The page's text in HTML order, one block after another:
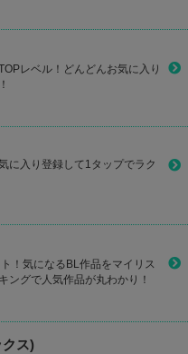
レベル！どんどんお気に入り
に入り登録して1タップでラク
！気になるBL作品をマイリス
ングで人気作品が丸わかり！
ス)